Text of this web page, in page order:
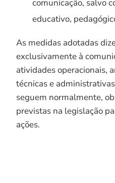
comunicação, salvo
educativo,
As medidas adotadas
exclusivamente à
atividades operacionais,
técnicas e
seguem normalmente,
previstas na legislação
ações.